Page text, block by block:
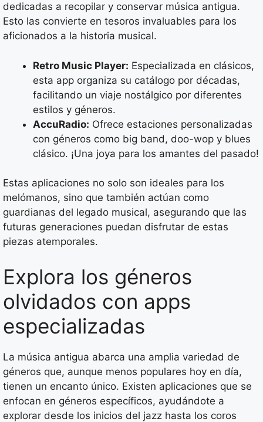
dedicadas a recopilar y conservar música antigua.
Esto las convierte en tesoros invaluables para los
aficionados a la historia musical.
Retro Music Player: Especializada en clásicos,
esta app organiza su catálogo por décadas,
facilitando un viaje nostálgico por diferentes
estilos y géneros.
AccuRadio: Ofrece estaciones personalizadas
con géneros como big band, doo-wop y blues
clásico. ¡Una joya para los amantes del pasado!
Estas aplicaciones no solo son ideales para los
melómanos, sino que también actúan como
guardianas del legado musical, asegurando que las
futuras generaciones puedan disfrutar de estas
piezas atemporales.
Explora los géneros
olvidados con apps
especializadas
La música antigua abarca una amplia variedad de
géneros que, aunque menos populares hoy en día,
tienen un encanto único. Existen aplicaciones que se
enfocan en géneros específicos, ayudándote a
explorar desde los inicios del jazz hasta los coros